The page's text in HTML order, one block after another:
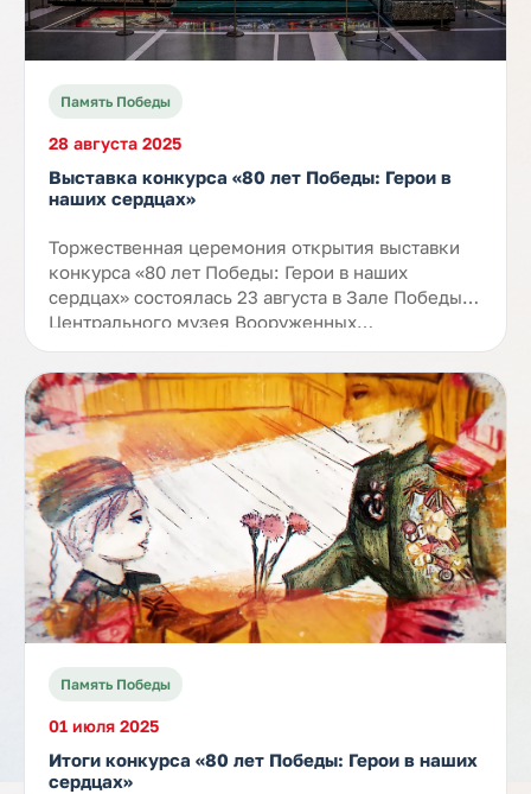
Память Победы
28 августа 2025
Выставка конкурса «80 лет Победы: Герои в
наших сердцах»
Торжественная церемония открытия выставки
конкурса «80 лет Победы: Герои в наших
сердцах» состоялась 23 августа в Зале Победы
Центрального музея Вооруженных…
Память Победы
01 июля 2025
Итоги конкурса «80 лет Победы: Герои в наших
сердцах»